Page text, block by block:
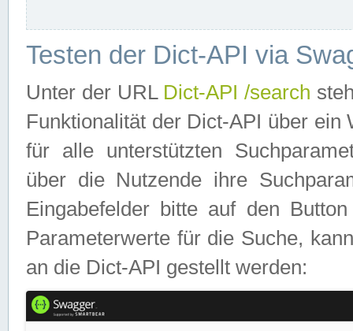
Testen der Dict-API via
Unter der URL Dict-API /search
Funktionalität der Dict-API über
für alle unterstützten
über die Nutzende ihre
Eingabefelder bitte auf den
Parameterwerte für die Suche,
an die Dict-API gestellt werden: